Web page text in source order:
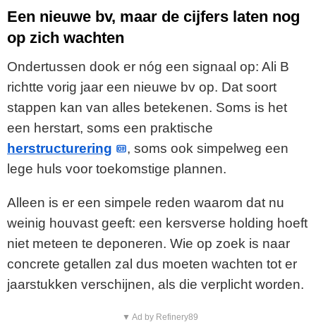
Een nieuwe bv, maar de cijfers laten nog
op zich wachten
Ondertussen dook er nóg een signaal op: Ali B
richtte vorig jaar een nieuwe bv op. Dat soort
stappen kan van alles betekenen. Soms is het
een herstart, soms een praktische
herstructurering
, soms ook simpelweg een
lege huls voor toekomstige plannen.
Alleen is er een simpele reden waarom dat nu
weinig houvast geeft: een kersverse holding hoeft
niet meteen te deponeren. Wie op zoek is naar
concrete getallen zal dus moeten wachten tot er
jaarstukken verschijnen, als die verplicht worden.
▼ Ad by Refinery89